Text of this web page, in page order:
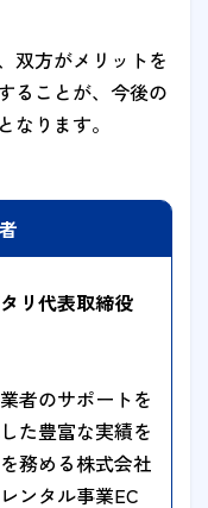
双方がメリットを
ることが、今後の
なります。
リ代表取締役
者のサポートを
た豊富な実績を
務める株式会社
ンタル事業EC